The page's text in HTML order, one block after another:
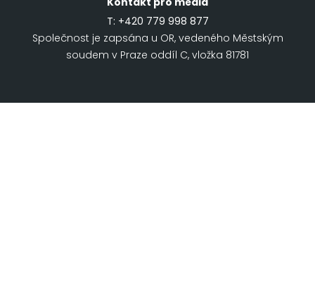
T: +420 779 998 877
Společnost je zapsána u OR, vedeného Městským
soudem v Praze oddíl C, vložka 81781